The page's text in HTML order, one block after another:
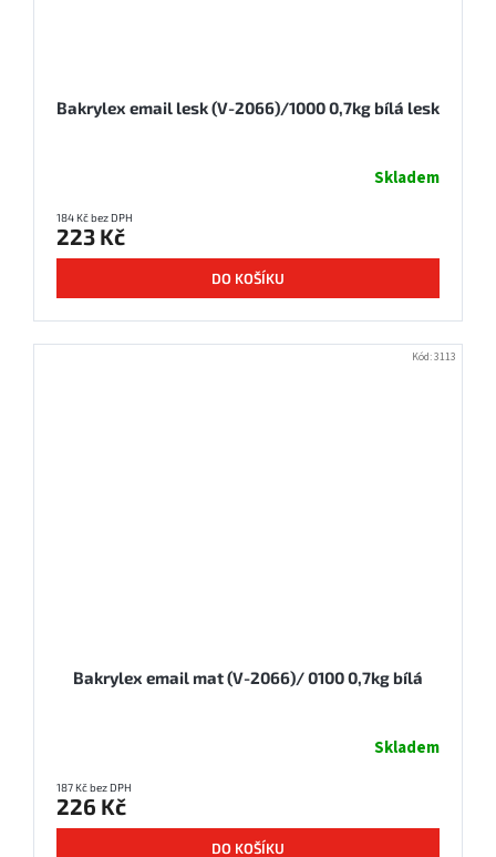
Bakrylex email lesk (V-2066)/1000 0,7kg bílá lesk
Skladem
184 Kč bez DPH
223 Kč
DO KOŠÍKU
Bakrylex email mat (V-2066)/ 0100 0,7kg bílá
Skladem
187 Kč bez DPH
226 Kč
DO KOŠÍKU
Kód:3113